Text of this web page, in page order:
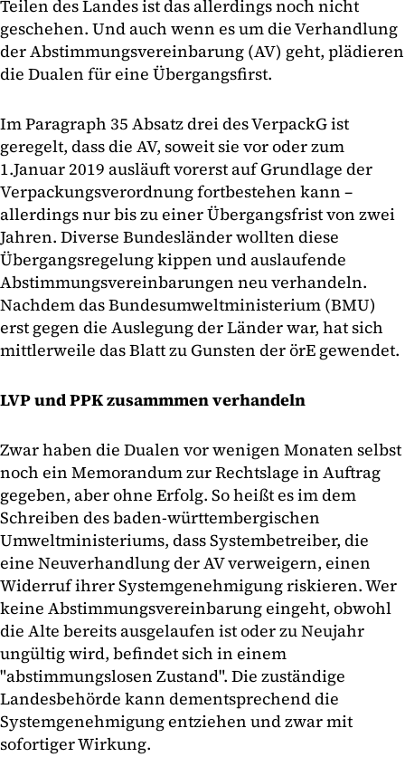
Teilen des Landes ist das allerdings noch nicht
geschehen. Und auch wenn es um die Verhandlung
der Abstimmungsvereinbarung (AV) geht, plädieren
die Dualen für eine Übergangsfirst.
Im Paragraph 35 Absatz drei des VerpackG ist
geregelt, dass die AV, soweit sie vor oder zum
1.Januar 2019 ausläuft vorerst auf Grundlage der
Verpackungsverordnung fortbestehen kann –
allerdings nur bis zu einer Übergangsfrist von zwei
Jahren. Diverse Bundesländer wollten diese
Übergangsregelung kippen und auslaufende
Abstimmungsvereinbarungen neu verhandeln.
Nachdem das Bundesumweltministerium (BMU)
erst gegen die Auslegung der Länder war, hat sich
mittlerweile das Blatt zu Gunsten der örE gewendet.
LVP und PPK zusammmen verhandeln
Zwar haben die Dualen vor wenigen Monaten selbst
noch ein Memorandum zur Rechtslage in Auftrag
gegeben, aber ohne Erfolg. So heißt es im dem
Schreiben des baden-württembergischen
Umweltministeriums, dass Systembetreiber, die
eine Neuverhandlung der AV verweigern, einen
Widerruf ihrer Systemgenehmigung riskieren. Wer
keine Abstimmungsvereinbarung eingeht, obwohl
die Alte bereits ausgelaufen ist oder zu Neujahr
ungültig wird, befindet sich in einem
"abstimmungslosen Zustand". Die zuständige
Landesbehörde kann dementsprechend die
Systemgenehmigung entziehen und zwar mit
sofortiger Wirkung.